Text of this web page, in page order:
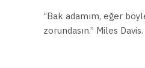
“Bak adamım, eğer
zorundasın.” Miles Davis.